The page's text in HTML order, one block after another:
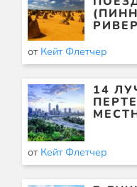
от Кейт Флетчер
14
от Кейт Флетчер